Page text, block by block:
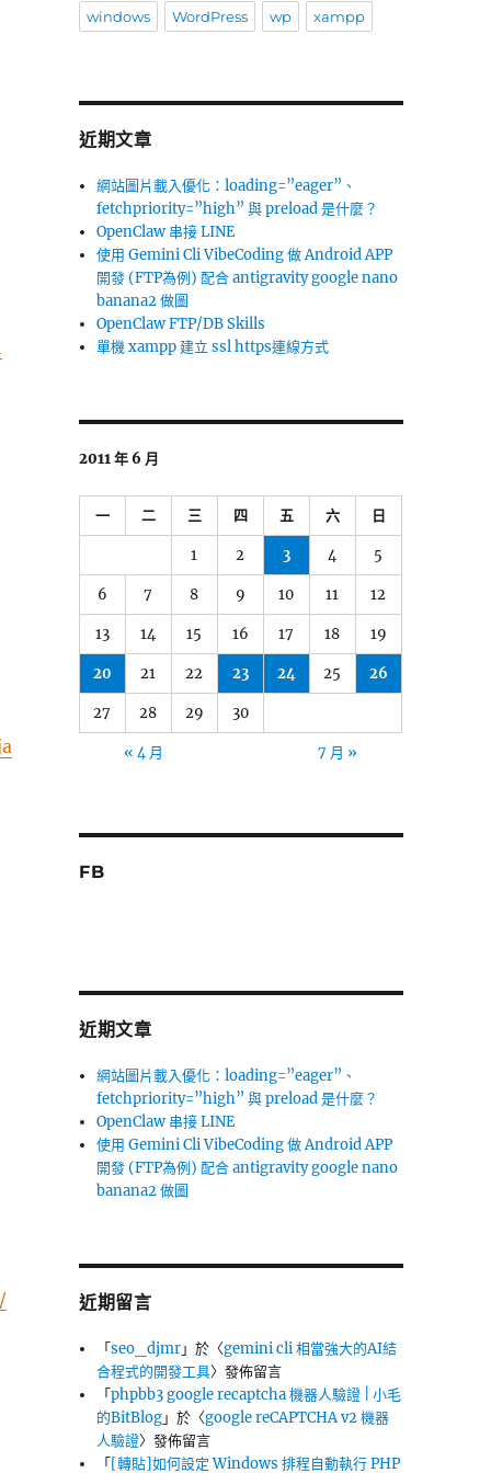
windows WordPress wp xampp
近期文章
網站圖片載入優化：loading=”eager”、
fetchpriority=”high” 與 preload 是什麼？
OpenClaw 串接 LINE
使用 Gemini Cli VibeCoding 做 Android APP
開發 (FTP為例) 配合 antigravity google nano
banana2 做圖
OpenClaw FTP/DB Skills
單機 xampp 建立 ssl https連線方式
2011 年 6 月
一 二 三 四 五 六 日
1 2 3 4 5
6 7 8 9 10 11 12
13 14 15 16 17 18 19
20 21 22 23 24 25 26
27 28 29 30
« 4 月 7 月 »
FB
近期文章
網站圖片載入優化：loading=”eager”、
fetchpriority=”high” 與 preload 是什麼？
OpenClaw 串接 LINE
使用 Gemini Cli VibeCoding 做 Android APP
開發 (FTP為例) 配合 antigravity google nano
banana2 做圖
近期留言
「seo_djmr」於〈gemini cli 相當強大的AI結
合程式的開發工具〉發佈留言
「phpbb3 google recaptcha 機器人驗證 | 小毛
的BitBlog」於〈google reCAPTCHA v2 機器
人驗證〉發佈留言
「[轉貼]如何設定 Windows 排程自動執行 PHP